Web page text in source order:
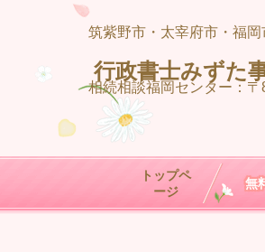
筑紫野市・太宰府市・福
行政書士みずた
相続相談福岡センター：
トップペ
ージ
無